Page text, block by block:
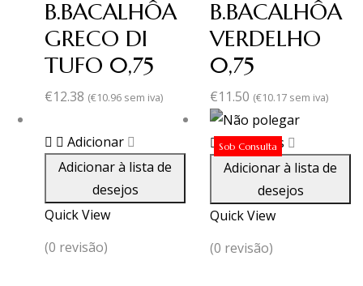
B.BACALHÔA
GRECO DI
TUFO 0,75
€12.38 (€10.96 sem iva)
B.BACALHÔA
VERDELHO
0,75
€11.50 (€10.17 sem iva)
Adicionar
Adicionar à lista de
desejos
Quick View
(0 revisão)
Sob Consulta
Ler mais
Adicionar à lista de
desejos
Quick View
(0 revisão)